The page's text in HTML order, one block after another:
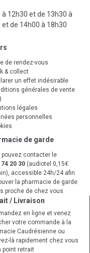
12h30 et de 13h30 à
de 14h00 à 18h30
de rendez-vous
& collect
un effet indésirable
générales de vente
légales
personnelles
de garde
pouvez contacter le
20 30 (audiotel 0,15€
accessible 24h/24 afin
la pharmacie de garde
proche de chez vous
/ Livraison
en ligne et venez
votre commande à la
Caudrésienne ou
là rapidement chez vous
point retrait